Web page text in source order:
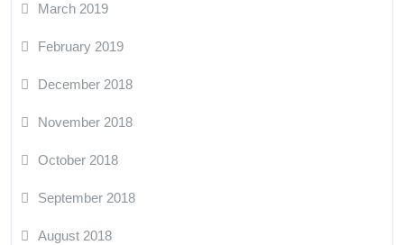
March 2019
February 2019
December 2018
November 2018
October 2018
September 2018
August 2018